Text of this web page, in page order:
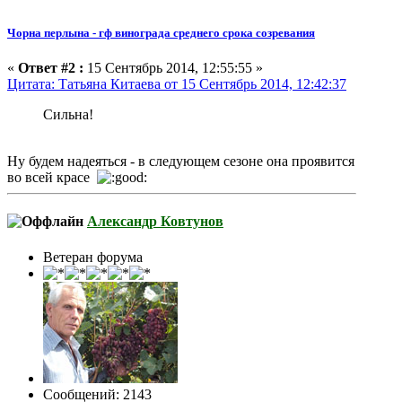
Чорна перлына - гф винограда среднего срока созревания
« Ответ #2 : 15 Сентябрь 2014, 12:55:55 »
Цитата: Татьяна Китаева от 15 Сентябрь 2014, 12:42:37
Сильна!
Ну будем надеяться - в следующем сезоне она проявится
во всей красе
Александр Ковтунов
Ветеран форума
Сообщений: 2143